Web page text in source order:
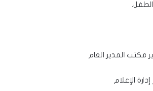
مكتب المدير العام
الإعلام